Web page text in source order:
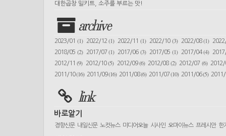
대한곱창 밀키트, 소주를 부르는 맛!
archive
2023/01 (1) 2022/12(1) 2022/11(1) 2022/10 (3) 2022/08(1)
2018/05 (2) 2017/07(1) 2017/06(3) 2017/05 (1) 2017/04(4)
2012/11(9) 2012/10(5) 2012/09(6) 2012/08 (2) 2012/07 (6)
2011/10(16) 2011/09(16) 2011/08(6) 2011/07(10) 2011/06(5)
link
바로알기
경향신문 내일신문 노컷뉴스 미디어오늘 시사인 오마이뉴스 프레시안 한